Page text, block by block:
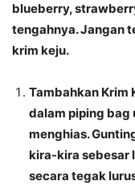
blueberry,
tengahnya. Jangan
krim keju.
Tambahkan Krim
dalam piping bag
menghias.
kira-kira sebesar
secara tegak